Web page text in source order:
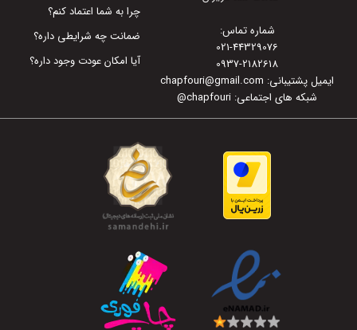
شماره تماس:
021-44329076
0937-2182618
ایمیل پشتیبانی: chapfouri@gmail.com
شبکه های اجتماعی: chapfouri
@
چرا به شما اعتماد کنم؟
ضمانت چه شرایطی داره؟
آیا امکان عودت وجود داره؟